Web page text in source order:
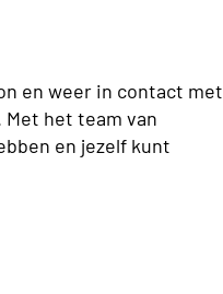
en weer in contact met
het team van
en jezelf kunt